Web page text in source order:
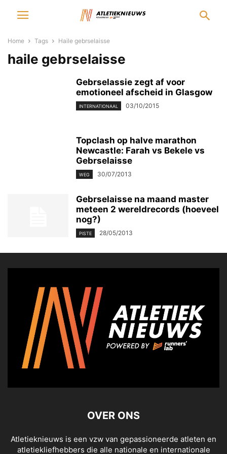
Home Tags Haile gebrselaisse
haile gebrselaisse
Gebrselassie zegt af voor
emotioneel afscheid in Glasgow
INTERNATIONAAL 03/10/2015
Topclash op halve marathon
Newcastle: Farah vs Bekele vs
Gebrselaisse
WEG 30/07/2013
Gebrselaisse na maand master
meteen 2 wereldrecords (hoeveel
nog?)
PISTE 28/05/2013
OVER ONS
Atletieknieuws is een vzw van gepassioneerde atleten en
atletiekliefhebbers die alle nationale en internationale